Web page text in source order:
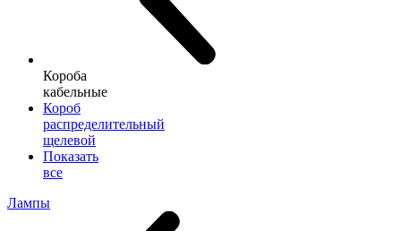
Короба
кабельные
Короб
распределительный
щелевой
Показать
все
Лампы